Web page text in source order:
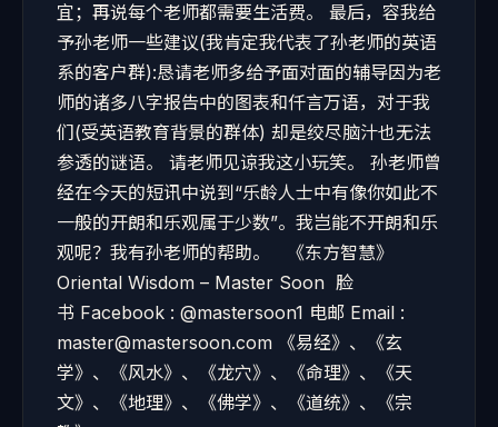
宜；再说每个老师都需要生活费。 最后，容我给
予孙老师一些建议(我肯定我代表了孙老师的英语
系的客户群):恳请老师多给予面对面的辅导因为老
师的诸多八字报告中的图表和仟言万语，对于我
们(受英语教育背景的群体) 却是绞尽脑汁也无法
参透的谜语。 请老师见谅我这小玩笑。 孙老师曾
经在今天的短讯中说到“乐龄人士中有像你如此不
一般的开朗和乐观属于少数”。我岂能不开朗和乐
观呢？我有孙老师的帮助。 《东方智慧》
Oriental Wisdom – Master Soon 脸
书 Facebook : @mastersoon1 电邮 Email :
master@mastersoon.com 《易经》、《玄
学》、《风水》、《龙穴》、《命理》、《天
文》、《地理》、《佛学》、《道统》、《宗